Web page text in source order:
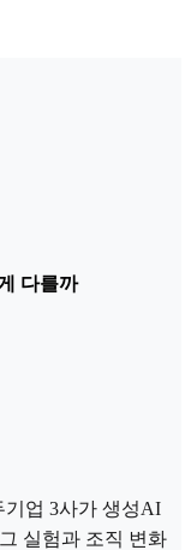
다를까
기업 3사가 생성AI
실험과 조직 변화